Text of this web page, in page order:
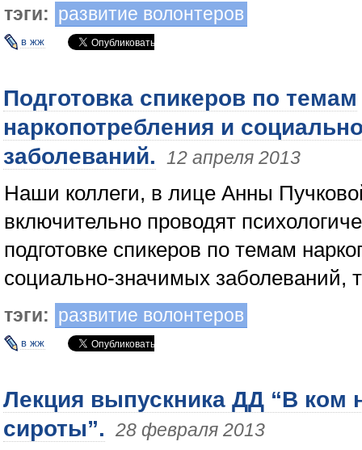
тэги: развитие волонтеров
в жж
Подготовка спикеров по темам
наркопотребления и
заболеваний.
12 апреля 2013
Наши коллеги, в лице Анны
включительно проводят
подготовке спикеров по темам
социально-значимых заболеваний,
тэги: развитие волонтеров
в жж
Лекция выпускника ДД “В ком
сироты”. 28 февраля 2013